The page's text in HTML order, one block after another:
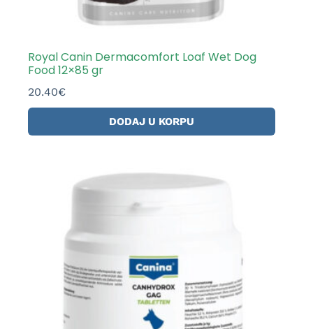
Royal Canin Dermacomfort Loaf Wet Dog
Food 12×85 gr
20.40€
DODAJ U KORPU